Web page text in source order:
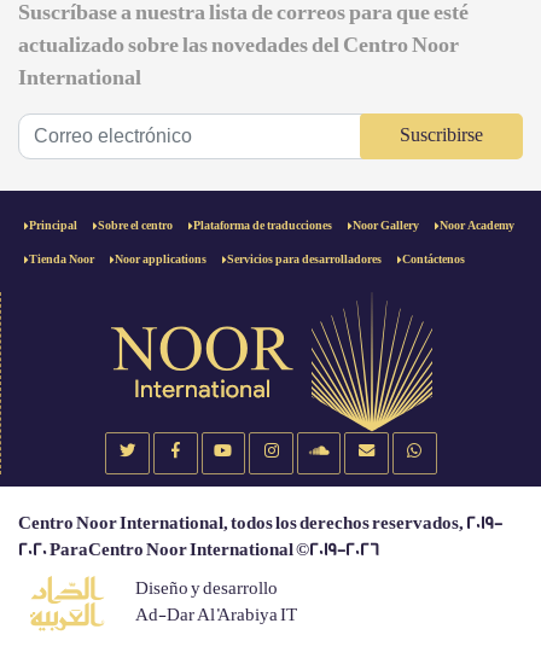
Suscríbase a nuestra lista de correos para que esté
actualizado sobre las novedades del Centro Noor
International
Suscribirse
Principal Sobre el centro Plataforma de traducciones Noor Gallery Noor Academy
Tienda Noor Noor applications Servicios para desarrolladores Contáctenos
Centro Noor International, todos los derechos reservados, 2019-
2020 ParaCentro Noor International ©2019-2026
Diseño y desarrollo
Ad-Dar Al 'Arabiya IT